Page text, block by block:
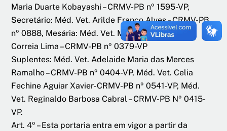
Maria Duarte Kobayashi – CRMV-PB nº 1595-VP,
Secretário: Méd. Vet. Arilde Franco Alves – CRMV-PB
nº 0888, Mesária: Méd. Vet. Magdala Filomena
Correia Lima – CRMV-PB nº 0379-VP
Suplentes: Méd. Vet. Adelaide Maria das Merces
Ramalho – CRMV-PB nº 0404-VP, Méd. Vet. Celia
Fechine Aguiar Xavier- CRMV-PB nº 0541-VP, Méd.
Vet. Reginaldo Barbosa Cabral – CRMV-PB Nº 0415-
VP.
Art. 4º – Esta portaria entra em vigor a partir da